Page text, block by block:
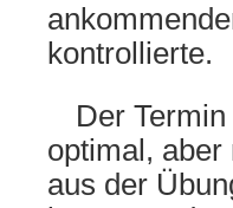
kontrollierte.
Der
optimal, aber
aus der